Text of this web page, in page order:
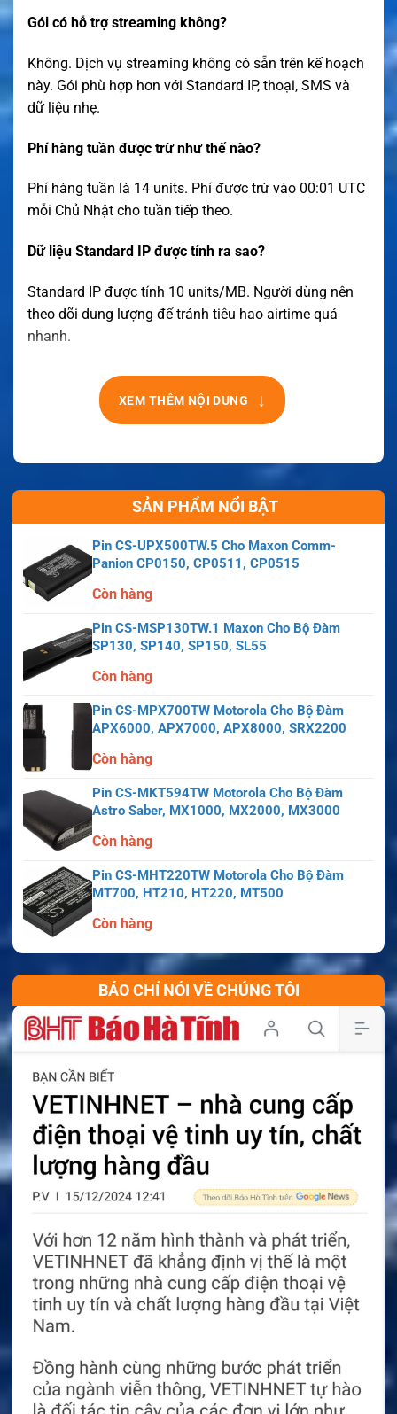
Gói có hỗ trợ streaming không?
Không. Dịch vụ streaming không có sẵn trên kế hoạch
này. Gói phù hợp hơn với Standard IP, thoại, SMS và
dữ liệu nhẹ.
Phí hàng tuần được trừ như thế nào?
Phí hàng tuần là 14 units. Phí được trừ vào 00:01 UTC
mỗi Chủ Nhật cho tuần tiếp theo.
Dữ liệu Standard IP được tính ra sao?
Standard IP được tính 10 units/MB. Người dùng nên
theo dõi dung lượng để tránh tiêu hao airtime quá
nhanh.
XEM THÊM NỘI DUNG ↓
SẢN PHẨM NỔI BẬT
Pin CS-UPX500TW.5 Cho Maxon Comm-
Panion CP0150, CP0511, CP0515
Còn hàng
Pin CS-MSP130TW.1 Maxon Cho Bộ Đàm
SP130, SP140, SP150, SL55
Còn hàng
Pin CS-MPX700TW Motorola Cho Bộ Đàm
APX6000, APX7000, APX8000, SRX2200
Còn hàng
Pin CS-MKT594TW Motorola Cho Bộ Đàm
Astro Saber, MX1000, MX2000, MX3000
Còn hàng
Pin CS-MHT220TW Motorola Cho Bộ Đàm
MT700, HT210, HT220, MT500
Còn hàng
BÁO CHÍ NÓI VỀ CHÚNG TÔI